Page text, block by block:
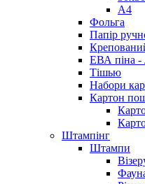
А4
Фольга
Папір
ЕВА піна -
Тішью
Набори
Картон
Штампінг
Штампи